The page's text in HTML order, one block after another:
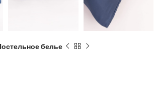
белье